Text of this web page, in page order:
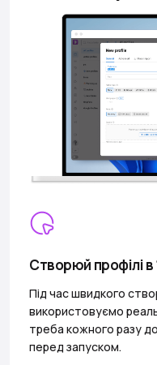
Створюй профілі в
Під час швидкого
використовуємо
треба кожного разу
перед запуском.